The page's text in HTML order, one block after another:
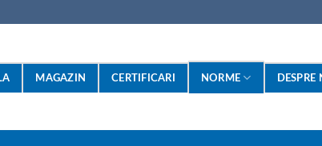
MAGAZIN CERTIFICARI NORME DESPRE